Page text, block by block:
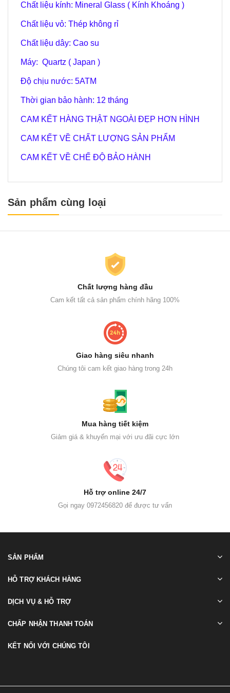
Chất liệu kính: Mineral Glass ( Kính Khoáng )
Chất liệu vỏ: Thép không rỉ
Chất liệu dây: Cao su
Máy: Quartz ( Japan )
Độ chịu nước: 5ATM
Thời gian bảo hành: 12 tháng
CAM KẾT HÀNG THẬT NGOÀI ĐẸP HƠN HÌNH
CAM KẾT VỀ CHẤT LƯỢNG SẢN PHẨM
CAM KẾT VỀ CHẾ ĐỘ BẢO HÀNH
Sản phẩm cùng loại
Chất lượng hàng đầu
Cam kết tất cả sản phẩm chính hãng 100%
Giao hàng siêu nhanh
Chúng tôi cam kết giao hàng trong 24h
Mua hàng tiết kiệm
Giảm giá & khuyến mại với ưu đãi cực lớn
Hỗ trợ online 24/7
Gọi ngay 0972456820 để được tư vấn
SẢN PHẨM
HỖ TRỢ KHÁCH HÀNG
DỊCH VỤ & HỖ TRỢ
CHẤP NHẬN THANH TOÁN
KẾT NỐI VỚI CHÚNG TÔI